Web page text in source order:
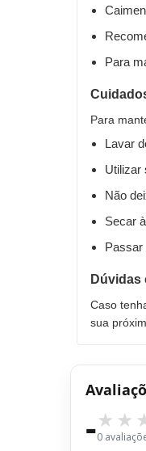
Para
Para
Lavar
Utilizar
Não
Secar
Passar
Dúvidas
Caso
sua
-0